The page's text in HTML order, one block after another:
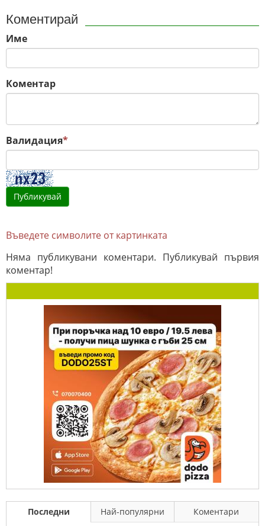
Коментирай
Име
Коментар
Валидация*
Въведете символите от картинката
Няма публикувани коментари. Публикувай първия
коментар!
Последни Най-популярни
Коментари